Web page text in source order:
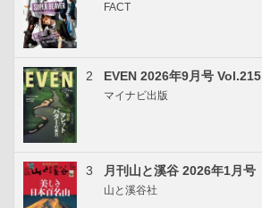
FACT
2 EVEN 2026年9月号 Vol.215
マイナビ出版
3 月刊山と溪谷 2026年1月号
山と溪谷社